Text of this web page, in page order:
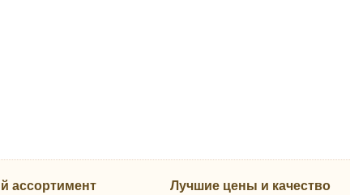
ассортимент Лучшие цены и качество